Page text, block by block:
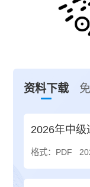
资料下载
2026年中级
格式：PDF